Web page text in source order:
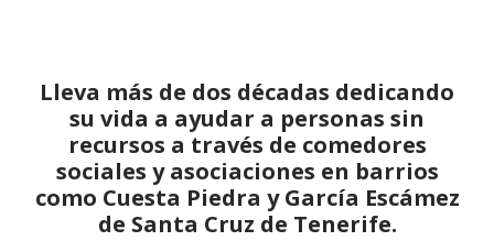
Lleva más de dos décadas dedicando
su vida a ayudar a personas sin
recursos a través de comedores
sociales y asociaciones en barrios
como Cuesta Piedra y García Escámez
de Santa Cruz de Tenerife.